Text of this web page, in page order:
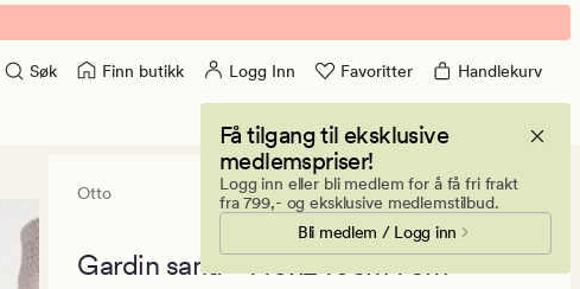
Søk Finn butikk Logg Inn Favoritter Handlekurv
Få tilgang til eksklusive
medlemspriser!
Logg inn eller bli medlem for å få fri frakt
fra 799,- og eksklusive medlemstilbud.
Bli medlem / Logg inn
Otto
1193
anmeldelser
med
en
4.5 (1193)
Gardin sand - 140x240cm 7cm